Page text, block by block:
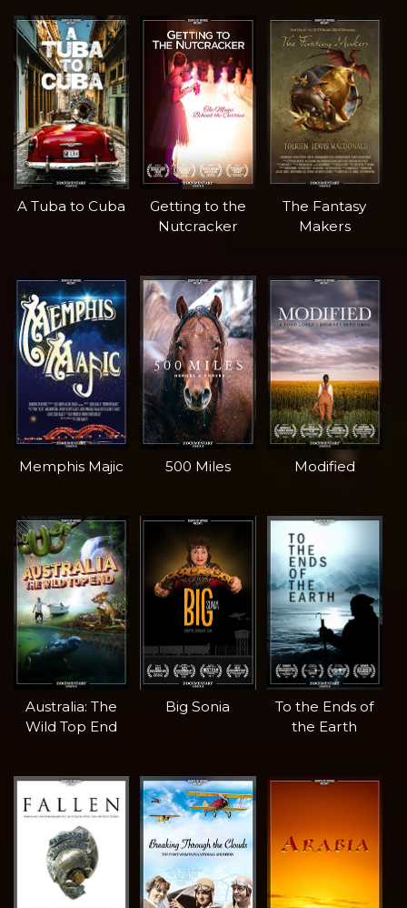
A Tuba to Cuba
Getting to the
Nutcracker
The Fantasy
Makers
Memphis Majic 500 Miles Modified
Australia: The
Wild Top End
Big Sonia
To the Ends of
the Earth